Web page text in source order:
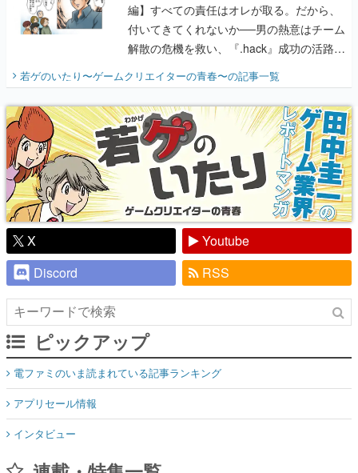
編】すべての責任はオレが取る。だから、
付いてきてくれないか──男の熱意はチーム
解散の危機を救い、『.hack』成功の活路を
『少年ジャンプ』色だった【若ゲのいた
り】
若ゲのいたり〜ゲームクリエイターの青春〜の記事一覧
X
Youtube
Discord
RSS
ピックアップ
電ファミのいま読まれている記事ランキング
アプリセール情報
インタビュー